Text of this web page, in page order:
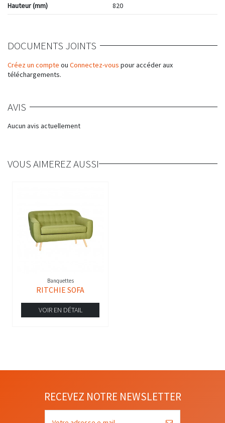
Hauteur (mm)
820
DOCUMENTS JOINTS
Créez un compte ou Connectez-vous pour accéder aux
téléchargements.
AVIS
Aucun avis actuellement
VOUS AIMEREZ AUSSI
Banquettes
RITCHIE SOFA
VOIR EN DÉTAIL
RECEVEZ NOTRE NEWSLETTER